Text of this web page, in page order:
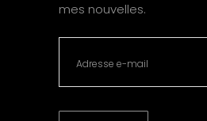
mes nouvelles.